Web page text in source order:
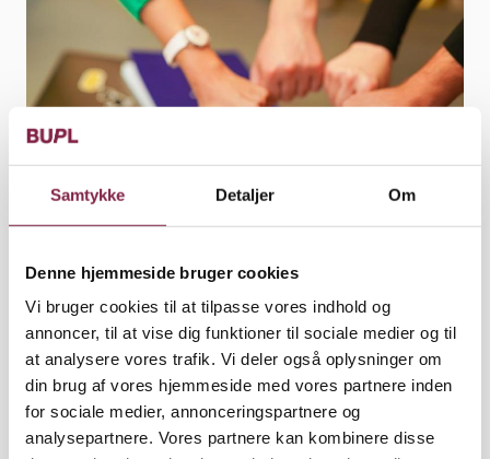
Samtykke Detaljer Om
Denne hjemmeside bruger cookies
Vi bruger cookies til at tilpasse vores indhold og
annoncer, til at vise dig funktioner til sociale medier og til
at analysere vores trafik. Vi deler også oplysninger om
din brug af vores hjemmeside med vores partnere inden
for sociale medier, annonceringspartnere og
analysepartnere. Vores partnere kan kombinere disse
Sådan gør du ved problemer i
arbejdsmiljøet
Oplever du problemer med det fysiske eller
psykiske arbejdsmiljø på din arbejdsplads kan du
gøre følgende:
Henvende dig til din AMR: AMR bør derpå